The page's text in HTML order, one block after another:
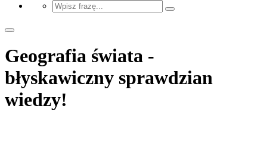
Geografia świata -
błyskawiczny sprawdzian
wiedzy!